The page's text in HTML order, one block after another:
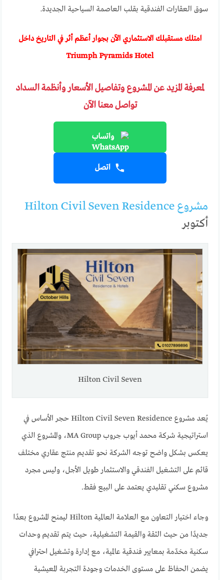
سوق العقارات الفندقية بقلب العاصمة السياحية الجديدة.
امتلك مستقبلك الاستثماري الآن بجوار أعظم أثر في التاريخ داخل
Triumph Pyramids Hotel
لمعرفة المزيد عن المشروع وتفاصيل الأسعار وأنظمة السداد
تواصل معنا الآن
واتساب
اتصل
مشروع Hilton Civil Seven Residence
أكتوبر
Hilton Civil Seven
يُعد مشروع Hilton Civil Seven Residence حجر الأساس في
استراتيجية شركة محمد أيوب جروب MA Group، والمشروع الذي
يعكس بشكل واضح توجه الشركة نحو تقديم منتج عقاري مختلف
قائم على التشغيل الفندقي والاستثمار طويل الأجل، وليس مجرد
مشروع سكني تقليدي يعتمد على البيع فقط.
وجاء اختيار التعاون مع العلامة العالمية Hilton ليمنح المشروع بعدًا
جديدًا من حيث الثقة والقيمة التشغيلية، حيث يتم تقديم وحدات
سكنية مخدّمة بمعايير فندقية عالمية، مع إدارة وتشغيل احترافي
يضمن الحفاظ على مستوى الخدمات وجودة التجربة المعيشية